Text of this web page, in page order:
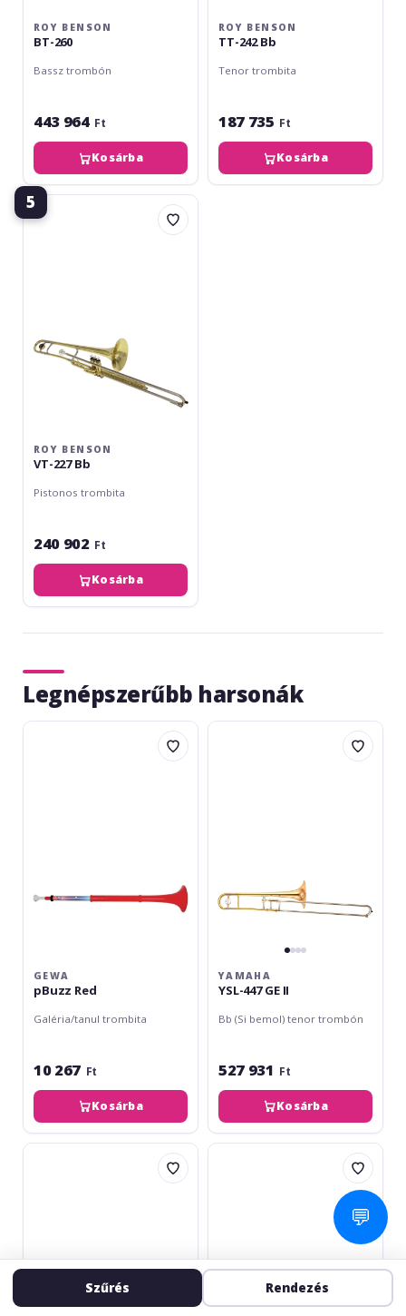
ROY BENSON
BT-260
Bassz trombón
443 964 Ft
Kosárba
ROY BENSON
TT-242 Bb
Tenor trombita
187 735 Ft
Kosárba
5
Roy
Benson
ROY BENSON
VT-227 Bb
Pistonos trombita
240 902 Ft
Kosárba
Legnépszerűbb harsonák
Gewa
GEWA
pBuzz Red
Galéria/tanul trombita
10 267 Ft
Kosárba
Yamaha
YAMAHA
YSL-447 GE II
Bb (Si bemol) tenor trombón
527 931 Ft
Kosárba
Roy
Jupiter
Szűrés Rendezés
💬